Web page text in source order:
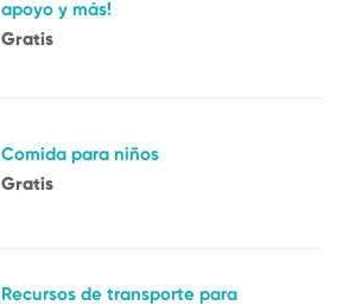
apoyo y más!
Gratis
Comida para niños
Gratis
Recursos de transporte para